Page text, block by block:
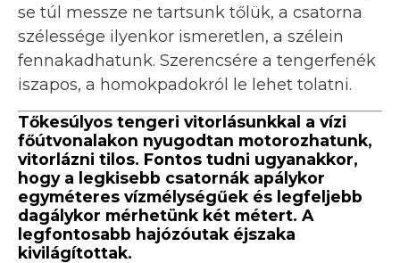
se túl messze ne tartsunk tőlük, a csatorna
szélessége ilyenkor ismeretlen, a szélein
fennakadhatunk. Szerencsére a tengerfenék
iszapos, a homokpadokról le lehet tolatni.
Tőkesúlyos tengeri vitorlásunkkal a vízi
főútvonalakon nyugodtan motorozhatunk,
vitorlázni tilos. Fontos tudni ugyanakkor,
hogy a legkisebb csatornák apálykor
egyméteres vízmélységűek és legfeljebb
dagálykor mérhetünk két métert. A
legfontosabb hajózóutak éjszaka
kivilágítottak.